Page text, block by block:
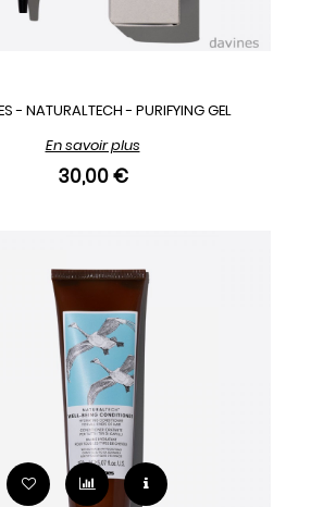
- NATURALTECH - PURIFYING GEL
En savoir plus
30,00 €